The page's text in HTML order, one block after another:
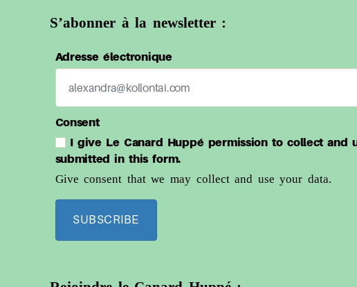
S’abonner à la newsletter :
Adresse électronique
Consent
I give Le Canard Huppé permission to collect and
submitted in this form.
Give consent that we may collect and use your data.
SUBSCRIBE